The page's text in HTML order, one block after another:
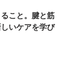
こと。腱と筋
いケアを学び